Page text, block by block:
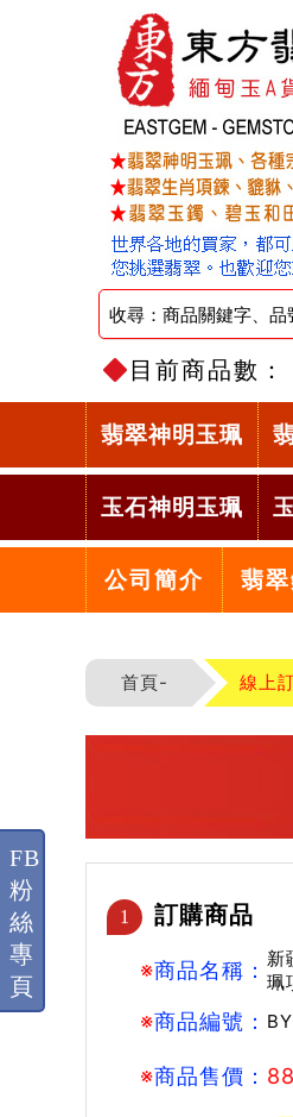
目前商品數：
翡翠神明玉珮
玉石神明玉珮
公司簡介 翡
首頁- 線上
1 訂購商品
※商品名稱： 新
珮
※商品編號：
※商品售價：
FB
粉
絲
專
頁